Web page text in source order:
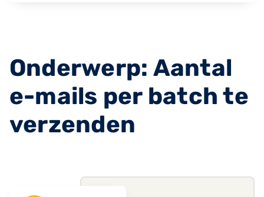
Onderwerp: Aantal
e-mails per batch te
verzenden